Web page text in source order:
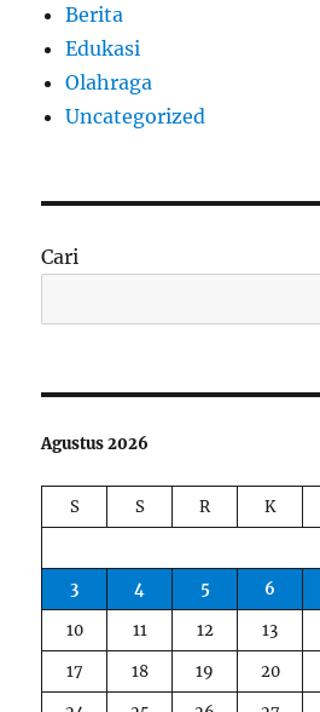
Berita
Edukasi
Olahraga
Uncategorized
Cari
Agustus 2026
S S R K
3
4 5 6
10
11 12 13
17
18 19 20